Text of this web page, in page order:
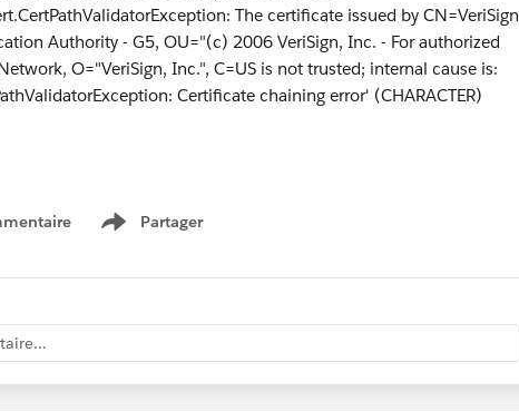
The certificate issued by CN=VeriSign
Authority - G5, OU="(c) 2006 VeriSign, Inc. - For authorized
O="VeriSign, Inc.", C=US is not trusted; internal cause is:
Certificate chaining error' (CHARACTER)
Partager
Show menu